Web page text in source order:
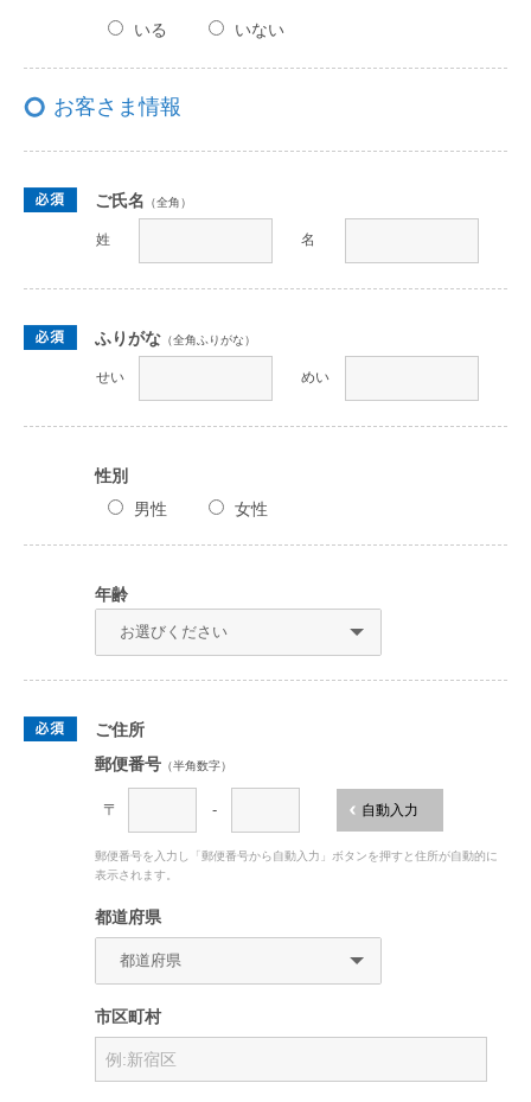
いる いない
お客さま情報
ご氏名 （全角）
姓 名
ふりがな （全角ふりがな）
せい めい
性別
男性
女性
年齢
ご住所
郵便番号 （半角数字）
〒 - 自動入力
郵便番号を入力し「郵便番号から自動入力」ボタンを押すと住所が自動的に
表示されます。
都道府県
市区町村